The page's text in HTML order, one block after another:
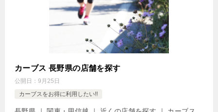
カーブス 長野県の店舗を探す
公開日： 9月25日
カーブスをお得に利用したい!!